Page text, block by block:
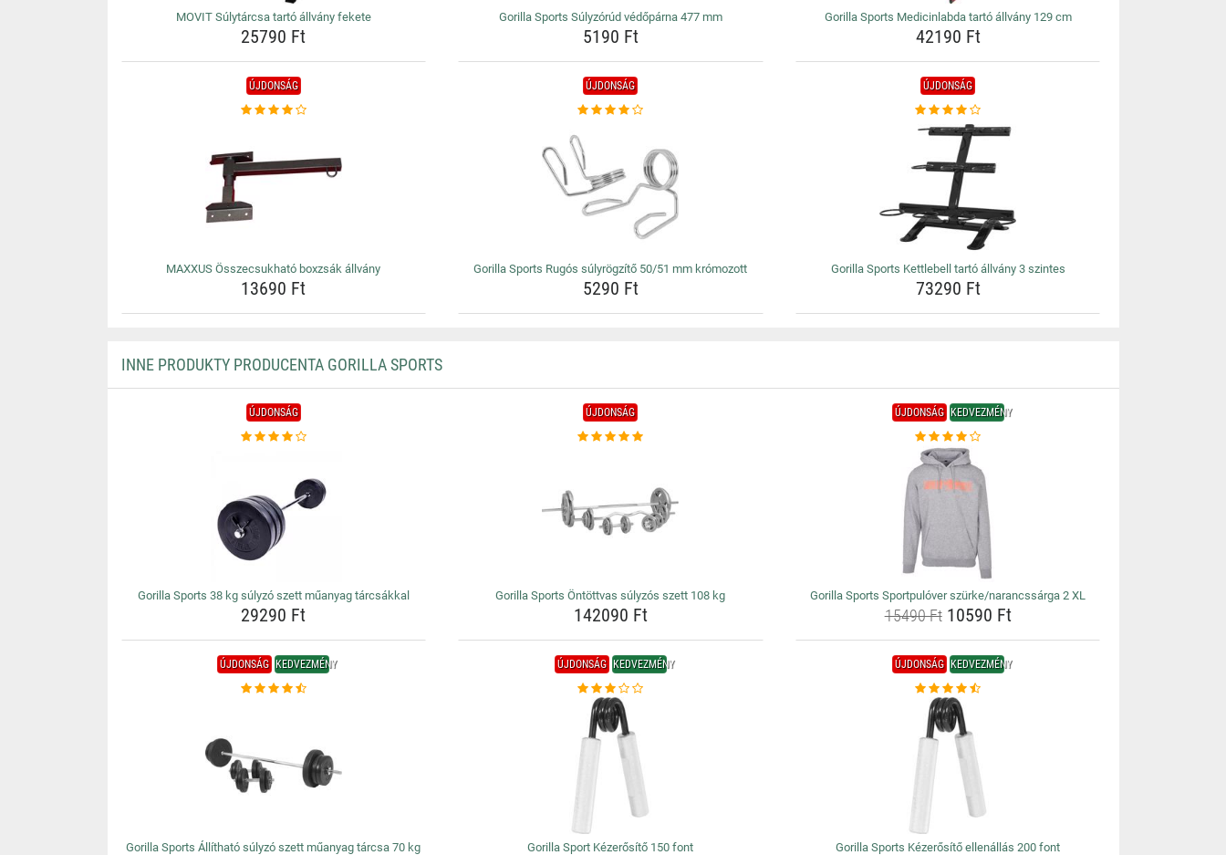
MOVIT Súlytárcsa tartó állvány fekete
25790 Ft
Gorilla Sports Súlyzórúd védőpárna 477 mm
5190 Ft
Gorilla Sports Medicinlabda tartó állvány 129 cm
42190 Ft
ÚJDONSÁG
MAXXUS Összecsukható boxzsák állvány
13690 Ft
ÚJDONSÁG
Gorilla Sports Rugós súlyrögzítő 50/51 mm krómozott
5290 Ft
ÚJDONSÁG
Gorilla Sports Kettlebell tartó állvány 3 szintes
73290 Ft
INNE PRODUKTY PRODUCENTA GORILLA SPORTS
ÚJDONSÁG
Gorilla Sports 38 kg súlyzó szett műanyag tárcsákkal
29290 Ft
ÚJDONSÁG
Gorilla Sports Öntöttvas súlyzós szett 108 kg
142090 Ft
ÚJDONSÁG KEDVEZMÉNY
Gorilla Sports Sportpulóver szürke/narancssárga 2 XL
15490 Ft10590 Ft
ÚJDONSÁG KEDVEZMÉNY
Gorilla Sports Állítható súlyzó szett műanyag tárcsa 70 kg
ÚJDONSÁG KEDVEZMÉNY
Gorilla Sport Kézerősítő 150 font
ÚJDONSÁG KEDVEZMÉNY
Gorilla Sports Kézerősítő ellenállás 200 font